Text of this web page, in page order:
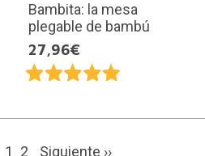
Bambita: la mesa
plegable de bambú
27,96€
1 2 Siguiente ››